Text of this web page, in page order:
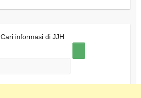
Cari informasi di JJH